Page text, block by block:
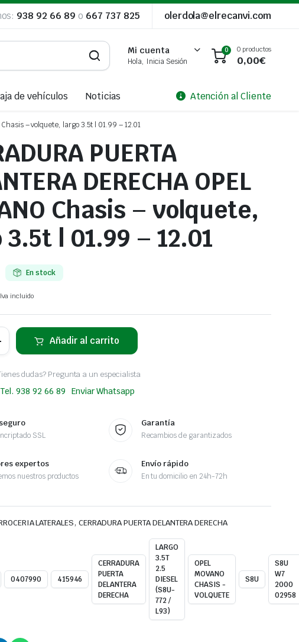
938 92 66 89 o 667 737 825 olerdola@elrecanvi.com
Mi cuenta
Hola, Inicia Sesión
0 0 productos
0,00€
de vehículos Noticias Atención al Cliente
Chasis – volquete, largo 3.5t | 01.99 – 12.01
PUERTA
DERECHA OPEL
Chasis – volquete,
| 01.99 – 12.01
En stock
Iva incluido
Añadir al carrito
dudas? Pregunta a un especialista
Tel. 938 92 66 89 Enviar Whatsapp
SSL
Garantía
Recambios de garantizados
expertos
nuestros productos
Envío rápido
En tu domicilio en 24h-72h
LATERALES, CERRADURA PUERTA DELANTERA DERECHA
0407990 415946
CERRADURA
PUERTA
DELANTERA
DERECHA
LARGO
3.5T
2.5
DIESEL
(S8U-
772 /
L93)
OPEL
MOVANO
CHASIS -
VOLQUETE
S8U
S8U
W7
2000
02958